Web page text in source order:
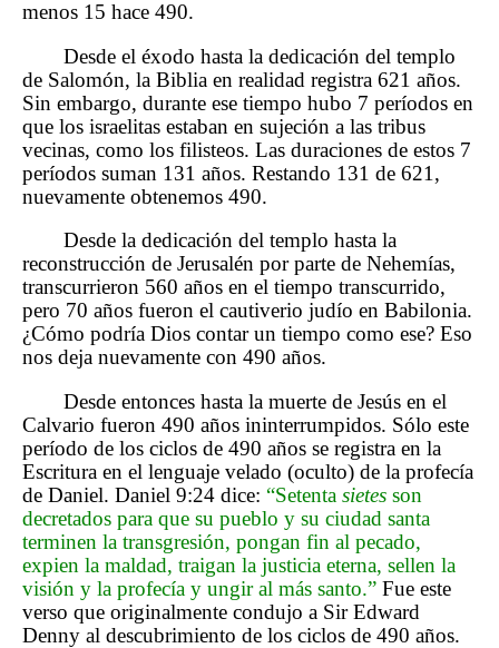
menos 15 hace 490.
Desde el éxodo hasta la dedicación del templo
de Salomón, la Biblia en realidad registra 621 años.
Sin embargo, durante ese tiempo hubo 7 períodos en
que los israelitas estaban en sujeción a las tribus
vecinas, como los filisteos. Las duraciones de estos 7
períodos suman 131 años. Restando 131 de 621,
nuevamente obtenemos 490.
Desde la dedicación del templo hasta la
reconstrucción de Jerusalén por parte de Nehemías,
transcurrieron 560 años en el tiempo transcurrido,
pero 70 años fueron el cautiverio judío en Babilonia.
¿Cómo podría Dios contar un tiempo como ese? Eso
nos deja nuevamente con 490 años.
Desde entonces hasta la muerte de Jesús en el
Calvario fueron 490 años ininterrumpidos. Sólo este
período de los ciclos de 490 años se registra en la
Escritura en el lenguaje velado (oculto) de la profecía
de Daniel. Daniel 9:24 dice: “Setenta sietes son
decretados para que su pueblo y su ciudad santa
terminen la transgresión, pongan fin al pecado,
expien la maldad, traigan la justicia eterna, sellen la
visión y la profecía y ungir al más santo.” Fue este
verso que originalmente condujo a Sir Edward
Denny al descubrimiento de los ciclos de 490 años.